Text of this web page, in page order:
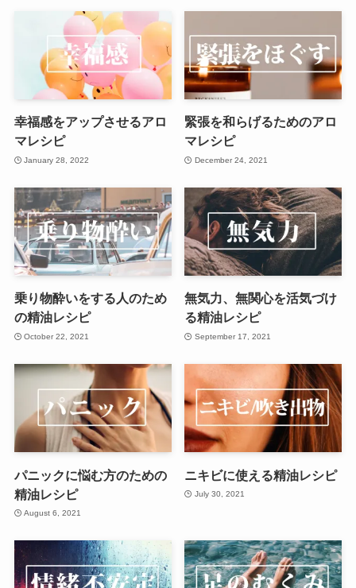
幸福感をアップさせるアロ
マレシピ
January 28, 2022
緊張を和らげるためのアロ
マレシピ
December 24, 2021
乗り物酔いをする人のため
の精油レシピ
October 22, 2021
無気力、無関心を活気づけ
る精油レシピ
September 17, 2021
パニックに悩む方のための
精油レシピ
August 6, 2021
ニキビに使える精油レシピ
July 30, 2021